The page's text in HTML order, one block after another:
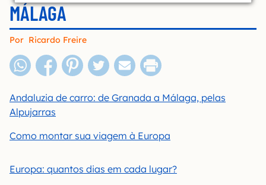
MÁLAGA
Por Ricardo Freire
Andaluzia de carro: de Granada a Málaga, pelas
Alpujarras
Como montar sua viagem à Europa
Europa: quantos dias em cada lugar?